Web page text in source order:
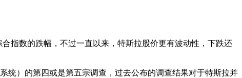
指数的跌幅，不过一直以来，特斯拉股价更有波动性，下跌还
统）的第四或是第五宗调查，过去公布的调查结果对于特斯拉并